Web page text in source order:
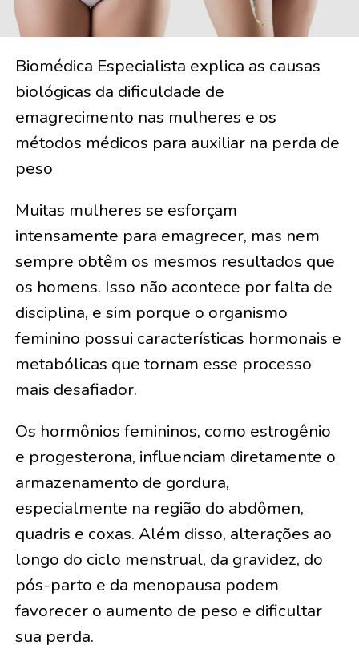
Biomédica Especialista explica as causas
biológicas da dificuldade de
emagrecimento nas mulheres e os
métodos médicos para auxiliar na perda de
peso
Muitas mulheres se esforçam
intensamente para emagrecer, mas nem
sempre obtêm os mesmos resultados que
os homens. Isso não acontece por falta de
disciplina, e sim porque o organismo
feminino possui características hormonais e
metabólicas que tornam esse processo
mais desafiador.
Os hormônios femininos, como estrogênio
e progesterona, influenciam diretamente o
armazenamento de gordura,
especialmente na região do abdômen,
quadris e coxas. Além disso, alterações ao
longo do ciclo menstrual, da gravidez, do
pós-parto e da menopausa podem
favorecer o aumento de peso e dificultar
sua perda.